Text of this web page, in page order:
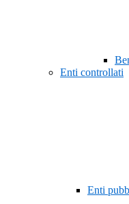
Enti controllati
Enti